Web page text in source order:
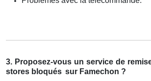
3. Proposez-vous un service de
stores bloqués sur Famechon ?